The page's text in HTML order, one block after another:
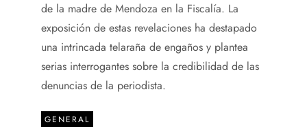
de la madre de Mendoza en la Fiscalía. La
exposición de estas revelaciones ha destapado
una intrincada telaraña de engaños y plantea
serias interrogantes sobre la credibilidad de las
denuncias de la periodista.
GENERAL